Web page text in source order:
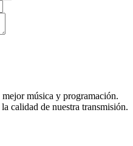
música y programación.
calidad de nuestra transmisión.